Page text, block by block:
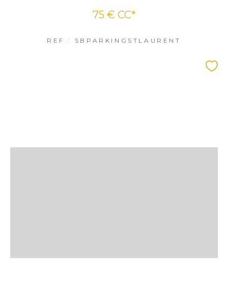
75 € CC*
REF : SBPARKINGSTLAURENT